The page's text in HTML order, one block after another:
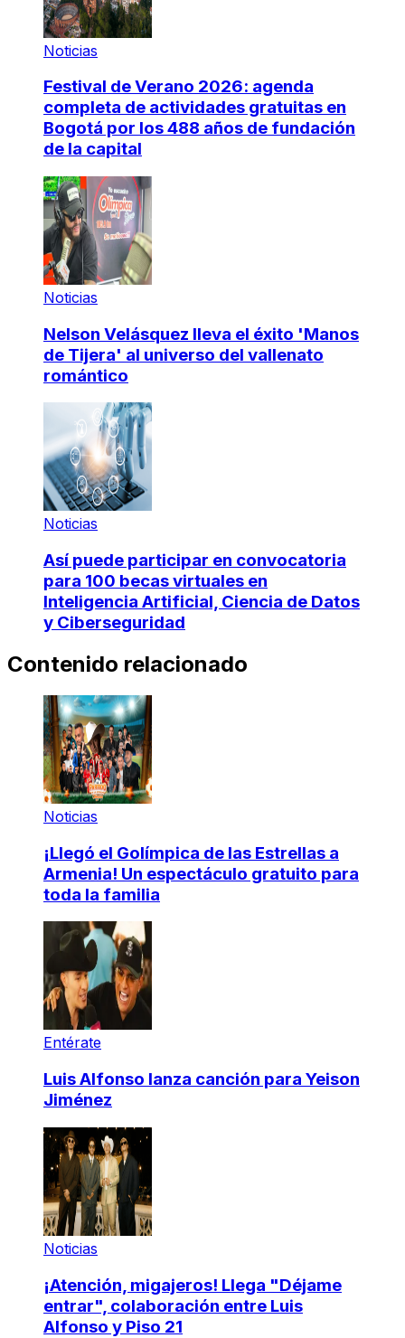
Noticias
Festival de Verano 2026: agenda
completa de actividades gratuitas en
Bogotá por los 488 años de fundación
de la capital
Noticias
Nelson Velásquez lleva el éxito 'Manos
de Tijera' al universo del vallenato
romántico
Noticias
Así puede participar en convocatoria
para 100 becas virtuales en
Inteligencia Artificial, Ciencia de Datos
y Ciberseguridad
Contenido relacionado
Noticias
¡Llegó el Golímpica de las Estrellas a
Armenia! Un espectáculo gratuito para
toda la familia
Entérate
Luis Alfonso lanza canción para Yeison
Jiménez
Noticias
¡Atención, migajeros! Llega "Déjame
entrar", colaboración entre Luis
Alfonso y Piso 21